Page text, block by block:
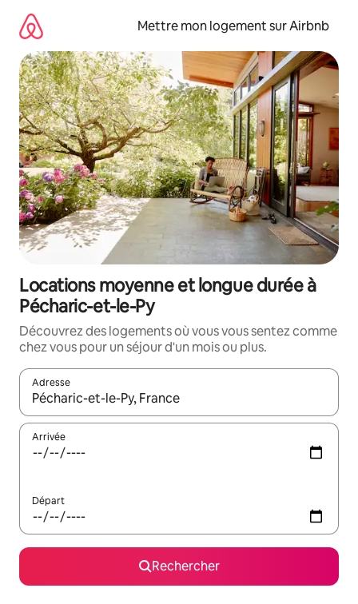
directement
contenu
Mettre mon logement sur Airbnb
Locations moyenne et longue durée à
Pécharic-et-le-Py
Découvrez des logements où vous vous sentez comme
chez vous pour un séjour d'un mois ou plus.
Adresse
Lorsque les résultats s'affichent, utilisez les flèches vers le
Arrivée
Départ
Rechercher